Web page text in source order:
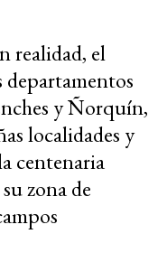
realidad, el
y Ñorquín,
localidades y
centenaria
zona de